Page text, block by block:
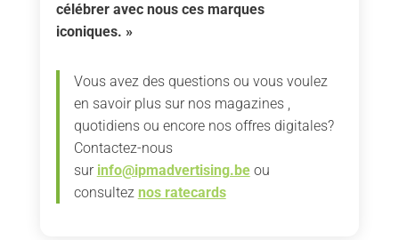
célébrer avec nous ces marques
iconiques. »
Vous avez des questions ou vous voulez
en savoir plus sur nos magazines ,
quotidiens ou encore nos offres digitales?
Contactez-nous
sur info@ipmadvertising.be ou
consultez nosratecards